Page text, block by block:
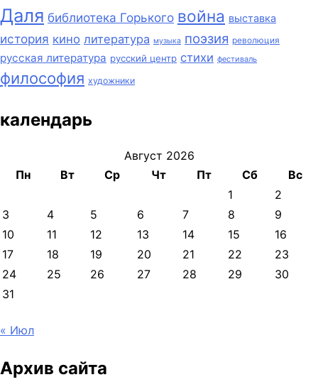
Даля библиотека Горького война выставка
история кино литература музыка поэзия революция
русская литература русский центр стихи фестиваль
философия художники
календарь
Август 2026
Пн
Вт Ср Чт Пт Сб
Вс
1
2
3
4 5 6 7 8
9
10
11 12 13 14 15
16
17
18 19 20 21 22
23
24
25 26 27 28 29
30
31
« Июл
Архив сайта